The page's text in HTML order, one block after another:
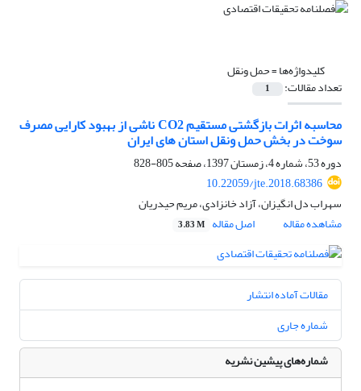
کلیدواژه‌ها =حمل ونقل
تعداد مقالات: 1
محاسبه اثرات بازگشتی مستقیم CO2 ناشی از بهبود کارایی مصرف
سوخت در بخش حمل ونقل استان های ایران
دوره 53، شماره 4، زمستان 1397، صفحه
805-828
10.22059/jte.2018.68386
سهراب دل انگیزان، آزاد خانزادی، مریم حیدریان
مشاهده مقاله
اصل مقاله 3.83 M
مقالات آماده انتشار
شماره جاری
شماره‌های پیشین نشریه